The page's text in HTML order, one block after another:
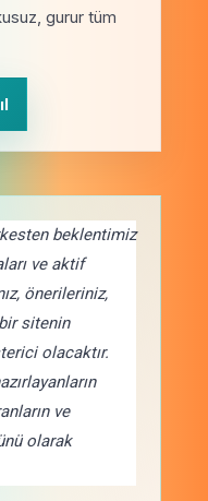
gurur tüm
beklentimiz
ve aktif
önerileriniz,
sitenin
olacaktır.
ve
olarak